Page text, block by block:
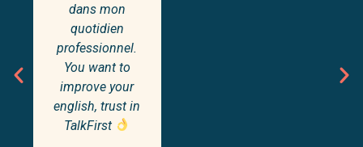
dans mon
quotidien
professionnel.
You want to
improve your
english, trust in
TalkFirst